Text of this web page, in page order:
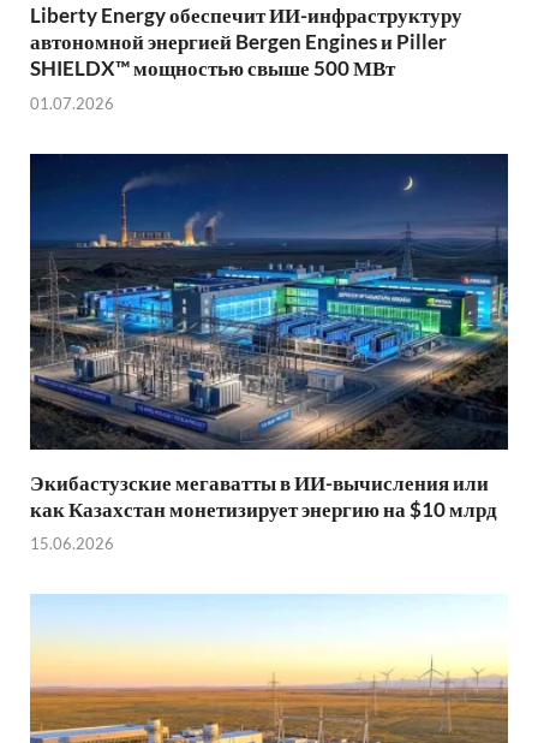
Liberty Energy обеспечит ИИ-инфраструктуру
автономной энергией Bergen Engines и Piller
SHIELDX™ мощностью свыше 500 МВт
01.07.2026
Экибастузские мегаватты в ИИ-вычисления или
как Казахстан монетизирует энергию на $10 млрд
15.06.2026